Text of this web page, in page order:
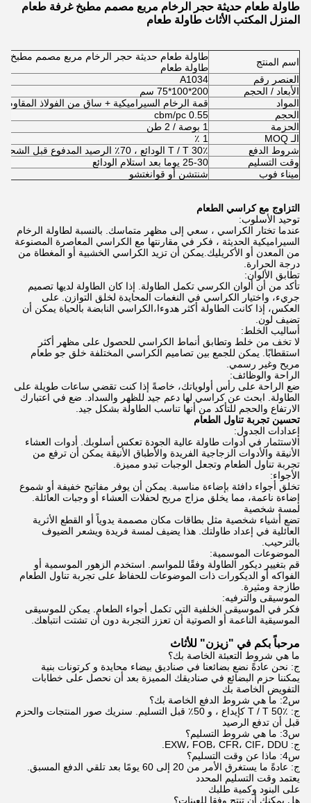
طاولة طعام حديثة حجر الرخام مربع مصمم مطبخ غرفة طعام
المنزل المكتب الأثاث طاولة طعام
اسم المنتج
طاولة طعام حديثة حجر الرخام مربع مصمم مطبخ
طاولة طعام
العنصر رقم
A1034
الأبعاد / الحجم
200*100*75 سم
المواد
قمة الرخام السيراميكية + ساق من الفولاذ المقاوم
الحجم
0.55 cbm/pc
الحزمة
1 بوصة / 2 طن
الـ MOQ
1 ٪
شروط الدفع
T / T 30٪ الودائع ، 70٪ الرصيد المدفوع قبل الشحن
وقت التسليم
25-30 يوما بعد استلام الودائع
ميناء فوب
شنتشن أو قوانغتشو
التزاوج مع كراسي الطعام
توحيد الأسلوب:
عندما تختار الكراسي ، سعي إلى مظهر متماسك. بالنسبة لطاولة الرخام
السيراميكية الحديثة ، فكر في مقارنتها مع الكراسي المعاصرة المصنوعة
من المعدن أو الأكريليك.يمكن أن تزيد الكراسي الخشبية أو المغطاة من
درجة الحرارة.
تطابق الألوان:
تأكد من أن ألوان الكرسي تكمل الطاولة. إذا كان الطاولة لديها تصميم
جريء، واختيار الكراسي في النغمات المحايدة لخلق التوازن. على
العكس، إذا كانت الطاولة أكثر هدوءا،الكراسي النابضة بالحياة يمكن أن
تضيف لون.
أساليب الخلط:
لا تخف من خلط وتطابق أنماط الكراسي للحصول على مظهر أكثر
استقطابًا. يمكن للجمع بين تصاميم الكراسي المختلفة خلق جو طعام
مريح وغير رسمي.
الراحة والوظائف:
ضع الراحة على رأس أولوياتك، خاصةً إذا كنت تقضي ساعات طويلة على
الطاولة. ابحث عن كراسي لها دعم جيد للظهر والسداد. ضع في اعتبارك
الارتفاع والحجم للتأكد من أنها تناسب الطاولة بشكل جيد.
تحسين تجربة تناول الطعام
إعدادات الجدول:
الاستثمار في أدوات طاولة عالية الجودة تعكس أسلوبك. أدوات العشاء
الأنيقة والأدوات الزجاجية الفريدة والأطباق الأنيقة يمكن أن ترفع من
تجربة تناول الطعام وتجعل الوجبات تبدو مميزة.
الأجواء:
تخلق أجواء دافئة بإضاءة مناسبة. يمكن أن يوفر مفاتيح خفيفة أو شموع
إضاءة ناعمة، مما يخلق مزاج مريح لحفلات العشاء أو وجبات العائلة.
لمسة شخصية
تضع أشياء شخصية مثل بطاقات مكان مصممة يدوياً أو القطع الأثرية
العائلية في إعداد طاولتك. هذا يضيف لمسة فريدة ويشعر الضيوف
بالترحيب.
الموضوعات الموسمية:
قم بتغيير ديكور الطاولة وفقًا للمواسم. استخدم الزهور الموسمية أو
الفواكه أو الديكورات ذات الموضوعات للحفاظ على تجربة تناول الطعام
طازجة ومثيرة.
الموسيقى والترفيه:
فكر في الموسيقى الخلفية التي تكمل أجواء الطعام. يمكن للموسيقى
الموسيقية الناعمة أو الصوتية أن تعزز التجربة دون أن تشتت انتباهك.
مرحباً بكم في "زيزن" للأثاث
ما هي شروط التعبئة الخاصة بك؟
ج: نحن عادةً نضع بضائعنا في صناديق بيضاء محايدة و كرتونات بنية
يمكننا حزم البضائع في صناديقك المميزة بعد أن نحصل على خطابات
التفويض الخاصة بك
س2: ما هي شروط الدفع الخاصة بك؟
ج: T / T 50٪ كإيداع ، و 50٪ قبل التسليم. سنريك صور المنتجات والحزم
قبل أن تدفع الرصيد
س3: ما هي شروط التسليم؟
ج: EXW، FOB، CFR، CIF، DDU.
س4: ماذا عن وقت التسليم؟
ج: عادةً ما يستغرق الأمر من 20 إلى 60 يومًا بعد تلقي الدفع المسبق.
يعتمد وقت التسليم المحدد
على البنود وكمية طلبك
هل يمكنك أن تنتج وفقا للعينات؟